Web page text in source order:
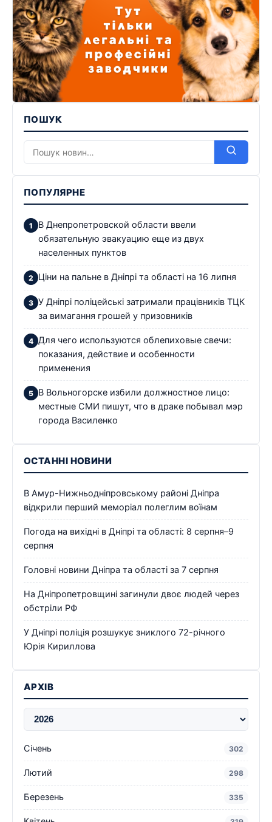
ПОШУК
ПОПУЛЯРНЕ
В Днепропетровской области ввели
обязательную эвакуацию еще из двух
населенных пунктов
Ціни на пальне в Дніпрі та області на 16 липня
У Дніпрі поліцейські затримали працівників ТЦК
за вимагання грошей у призовників
Для чего используются облепиховые свечи:
показания, действие и особенности
применения
В Вольногорске избили должностное лицо:
местные СМИ пишут, что в драке побывал мэр
города Василенко
ОСТАННІ НОВИНИ
В Амур-Нижньодніпровському районі Дніпра
відкрили перший меморіал полеглим воїнам
Погода на вихідні в Дніпрі та області: 8 серпня–9
серпня
Головні новини Дніпра та області за 7 серпня
На Дніпропетровщині загинули двоє людей через
обстріли РФ
У Дніпрі поліція розшукує зниклого 72-річного
Юрія Кириллова
АРХІВ
Січень 302
Лютий 298
Березень 335